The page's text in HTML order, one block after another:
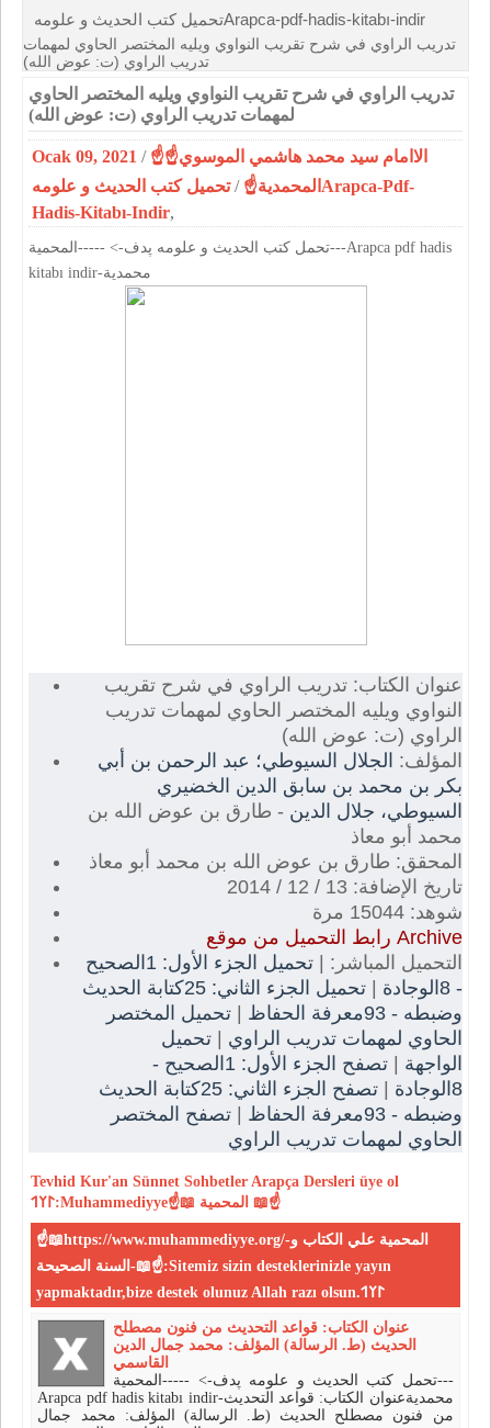
تحميل كتب الحديث و علومهArapca-pdf-hadis-kitabı-indir
تدريب الراوي في شرح تقريب النواوي ويليه المختصر الحاوي لمهمات
تدريب الراوي (ت: عوض الله)
تدريب الراوي في شرح تقريب النواوي ويليه المختصر الحاوي
لمهمات تدريب الراوي (ت: عوض الله)
Ocak 09, 2021 / ☝الاامام سيد محمد هاشمي الموسوي☝
المحمدية☝ /تحميل كتب الحديث و علومهArapca-Pdf-
Hadis-Kitabı-Indir,
تحمل كتب الحديث و علومه پدف-> -----المحمية---Arapca pdf hadis
kitabı indir-محمدية
عنوان الكتاب: تدريب الراوي في شرح تقريب
النواوي ويليه المختصر الحاوي لمهمات تدريب
الراوي (ت: عوض الله)
المؤلف: الجلال السيوطي؛ عبد الرحمن بن أبي
بكر بن محمد بن سابق الدين الخضيري
السيوطي، جلال الدين - طارق بن عوض الله بن
محمد أبو معاذ
المحقق: طارق بن عوض الله بن محمد أبو معاذ
تاريخ الإضافة: 13 / 12 / 2014
شوهد: 15044 مرة
رابط التحميل من موقع Archive
التحميل المباشر: |
تحميل الجزء الأول: 1الصحيح
- 8الوجادة
|
تحميل الجزء الثاني: 25كتابة الحديث
وضبطه - 93معرفة الحفاظ
|تحميل المختصر
الحاوي لمهمات تدريب الراوي |تحميل
الواجهة |
تصفح الجزء الأول: 1الصحيح -
8الوجادة
|
تصفح الجزء الثاني: 25كتابة الحديث
وضبطه - 93معرفة الحفاظ
|تصفح المختصر
الحاوي لمهمات تدريب الراوي
Tevhid Kur'an Sünnet Sohbetler Arapça Dersleri üye ol
𐰃𐰠𐰯:Muhammediyye☝📖 المحمية 📖☝
☝📖https://www.muhammediyye.org/-المحمية علي الكتاب و
السنة الصحيحة-📖☝:Sitemiz sizin desteklerinizle yayın
yapmaktadır,bize destek olunuz Allah razı olsun.𐰃𐰠𐰯
عنوان الكتاب: قواعد التحديث من فنون مصطلح
الحديث (ط. الرسالة) المؤلف: محمد جمال الدين
القاسمي
تحمل كتب الحديث و علومه پدف-> -----المحمية---
Arapca pdf hadis kitabı indir-محمديةعنوان الكتاب: قواعد التحديث
من فنون مصطلح الحديث (ط. الرسالة) المؤلف: محمد جمال